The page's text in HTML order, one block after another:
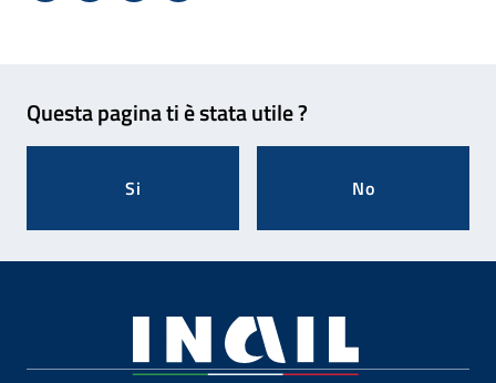
Questa pagina ti è stata utile ?
Si No